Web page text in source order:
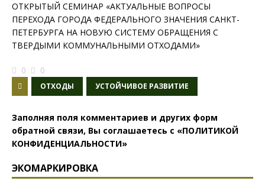
ОТКРЫТЫЙ СЕМИНАР «АКТУАЛЬНЫЕ ВОПРОСЫ
ПЕРЕХОДА ГОРОДА ФЕДЕРАЛЬНОГО ЗНАЧЕНИЯ САНКТ-
ПЕТЕРБУРГА НА НОВУЮ СИСТЕМУ ОБРАЩЕНИЯ С
ТВЕРДЫМИ КОММУНАЛЬНЫМИ ОТХОДАМИ»
0 0
ОТХОДЫ УСТОЙЧИВОЕ РАЗВИТИЕ
Заполняя поля комментариев и других форм
обратной связи, Вы соглашаетесь с «ПОЛИТИКОЙ
КОНФИДЕНЦИАЛЬНОСТИ»
ЭКОМАРКИРОВКА